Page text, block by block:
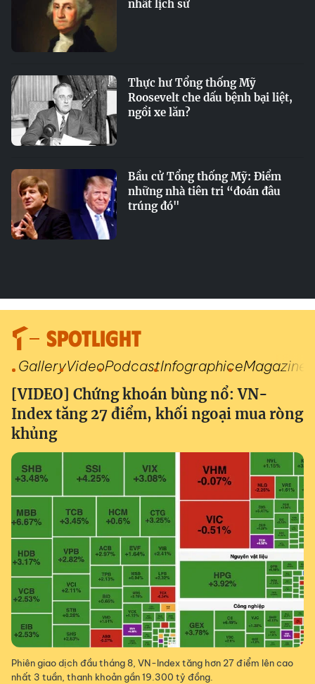
nhất lịch sử
Thực hư Tổng thống Mỹ
Roosevelt che dấu bệnh bại liệt,
ngồi xe lăn?
Bầu cử Tổng thống Mỹ: Điểm
những nhà tiên tri “đoán đâu
trúng đó"
SPOTLIGHT
GalleryVideoPodcastInfographiceMagazine
[VIDEO] Chứng khoán bùng nổ: VN-
Index tăng 27 điểm, khối ngoại mua ròng
khủng
Phiên giao dịch đầu tháng 8, VN-Index tăng hơn 27 điểm lên cao
nhất 3 tuần, thanh khoản gần 19.300 tỷ đồng.